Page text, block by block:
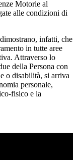
Motorie al
alle condizioni di
infatti, che
in tutte aree
Attraverso lo
della Persona con
o disabilità, si arriva
personale,
fisico e la